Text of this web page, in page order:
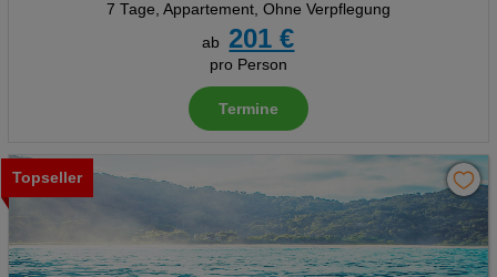
7 Tage, Appartement, Ohne Verpflegung
ab
201 €
pro Person
Termine
Topseller